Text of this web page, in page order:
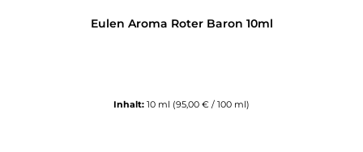
Eulen Aroma Roter Baron 10ml
Inhalt: 10 ml (95,00 € / 100 ml)